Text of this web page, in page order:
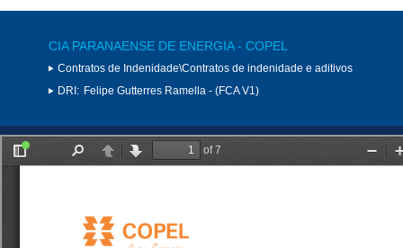
CIA PARANAENSE DE ENERGIA - COPEL
Contratos de Indenidade\Contratos de indenidade e aditivos
DRI: Felipe Gutterres Ramella - (FCA V1)